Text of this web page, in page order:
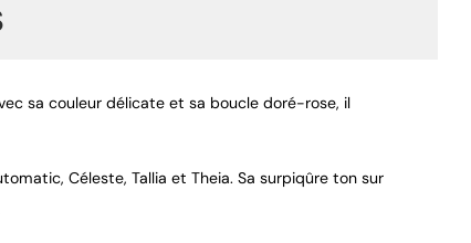
sa couleur délicate et sa boucle doré-rose, il
Céleste, Tallia et Theia. Sa surpiqûre ton sur